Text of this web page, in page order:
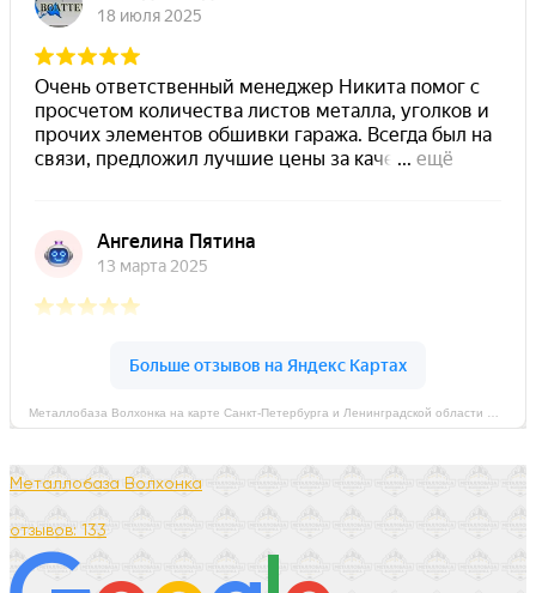
Металлобаза Волхонка на карте Санкт‑Петербурга и Ленинградской области — Яндекс Карты
Металлобаза Волхонка
отзывов: 133